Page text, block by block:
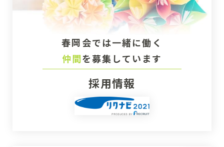
春岡会では一緒に働く
仲間を募集しています
採用情報